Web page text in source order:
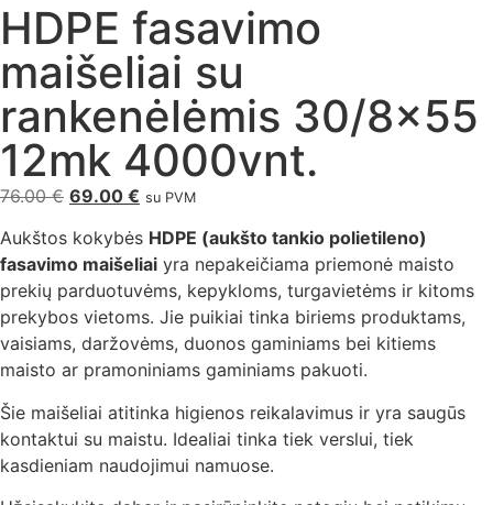
HDPE fasavimo
maišeliai su
rankenėlėmis 30/8×55
12mk 4000vnt.
76.00€ 69.00 € su PVM
Aukštos kokybės HDPE (aukšto tankio polietileno)
fasavimo maišeliai yra nepakeičiama priemonė maisto
prekių parduotuvėms, kepykloms, turgavietėms ir kitoms
prekybos vietoms. Jie puikiai tinka biriems produktams,
vaisiams, daržovėms, duonos gaminiams bei kitiems
maisto ar pramoniniams gaminiams pakuoti.
Šie maišeliai atitinka higienos reikalavimus ir yra saugūs
kontaktui su maistu. Idealiai tinka tiek verslui, tiek
kasdieniam naudojimui namuose.